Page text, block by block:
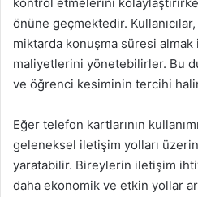
önüne geçmektedir.
miktarda konuşma süresi
maliyetlerini yönetebilirler. Bu
ve öğrenci kesiminin tercihi
Eğer telefon kartlarının
geleneksel iletişim yolları
yaratabilir. Bireylerin iletişim
daha ekonomik ve etkin yollar